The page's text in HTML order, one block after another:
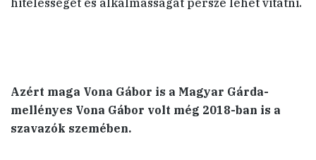
hitelességét és alkalmasságát persze lehet vitatni.
Azért maga Vona Gábor is a Magyar Gárda-
mellényes Vona Gábor volt még 2018-ban is a
szavazók szemében.